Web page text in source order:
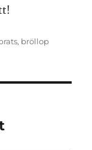
, bröllop